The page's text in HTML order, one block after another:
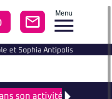
CONTACTEZ-
Menu
et Sophia Antipolis
son activité